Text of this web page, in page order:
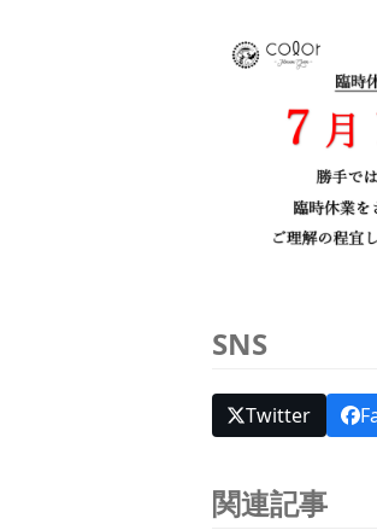
SNS
Twitter
関連記事